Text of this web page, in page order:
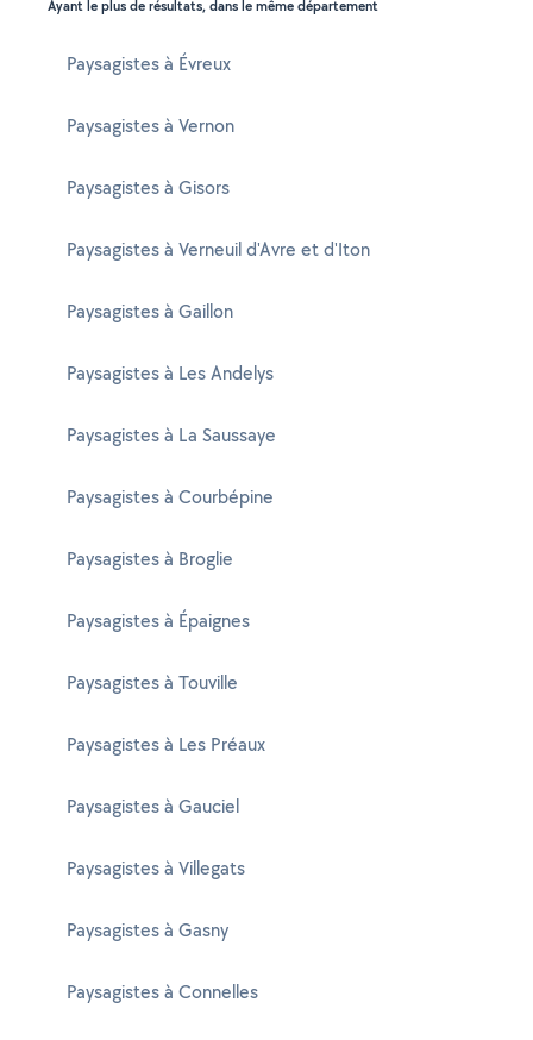
Ayant le plus de résultats, dans le même département
Paysagistes à Évreux
Paysagistes à Vernon
Paysagistes à Gisors
Paysagistes à Verneuil d'Avre et d'Iton
Paysagistes à Gaillon
Paysagistes à Les Andelys
Paysagistes à La Saussaye
Paysagistes à Courbépine
Paysagistes à Broglie
Paysagistes à Épaignes
Paysagistes à Touville
Paysagistes à Les Préaux
Paysagistes à Gauciel
Paysagistes à Villegats
Paysagistes à Gasny
Paysagistes à Connelles